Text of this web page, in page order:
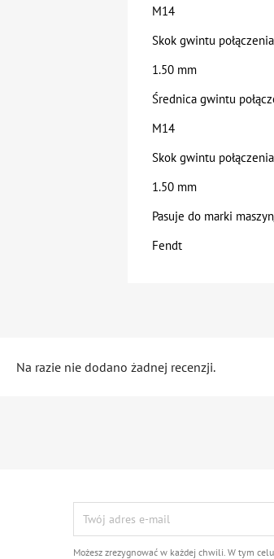
M14
Skok gwintu
1.50 mm
Średnica gwintu
M14
Skok gwintu
1.50 mm
Pasuje do marki
Fendt
Na razie nie dodano żadnej recenzji.
Możesz zrezygnować w każdej chwili. W tym